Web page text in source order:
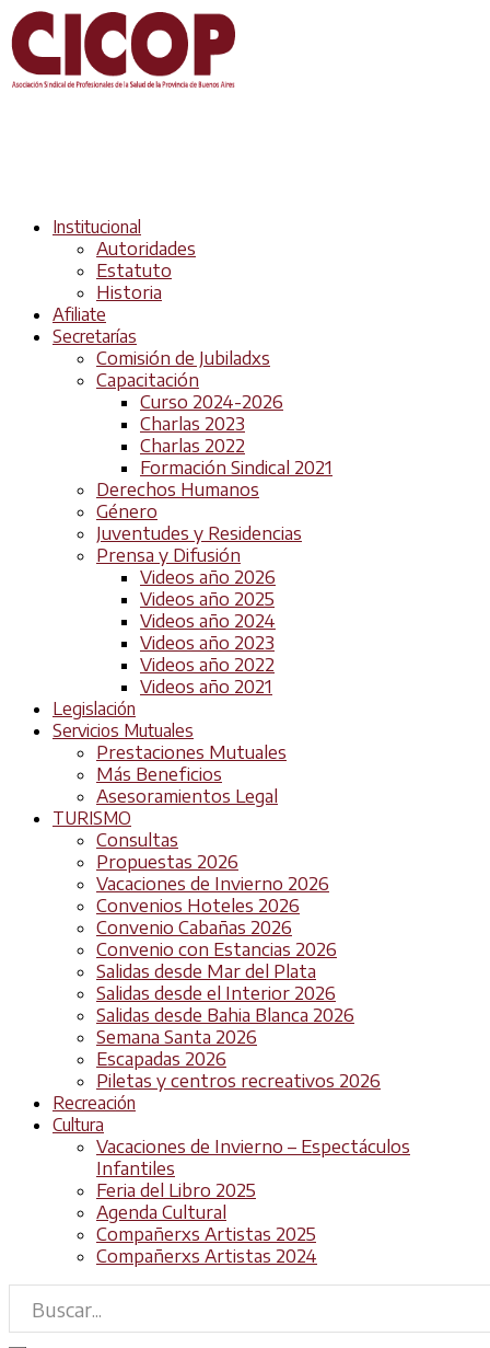
Institucional
Autoridades
Estatuto
Historia
Afiliate
Secretarías
Comisión de Jubiladxs
Capacitación
Curso 2024-2026
Charlas 2023
Charlas 2022
Formación Sindical 2021
Derechos Humanos
Género
Juventudes y Residencias
Prensa y Difusión
Videos año 2026
Videos año 2025
Videos año 2024
Videos año 2023
Videos año 2022
Videos año 2021
Legislación
Servicios Mutuales
Prestaciones Mutuales
Más Beneficios
Asesoramientos Legal
TURISMO
Consultas
Propuestas 2026
Vacaciones de Invierno 2026
Convenios Hoteles 2026
Convenio Cabañas 2026
Convenio con Estancias 2026
Salidas desde Mar del Plata
Salidas desde el Interior 2026
Salidas desde Bahia Blanca 2026
Semana Santa 2026
Escapadas 2026
Piletas y centros recreativos 2026
Recreación
Cultura
Vacaciones de Invierno – Espectáculos
Infantiles
Feria del Libro 2025
Agenda Cultural
Compañerxs Artistas 2025
Compañerxs Artistas 2024